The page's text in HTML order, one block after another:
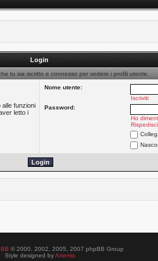
Login
tu sia iscritto e connesso per vedere i profili utente.
funzioni
letto i
Nome utente:
Iscriviti
Password:
Ho
© 2000, 2002, 2005, 2007 phpBB Group
Style designed byArtemis